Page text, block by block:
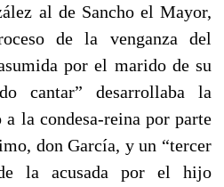
al de Sancho el Mayor,
de la venganza del
por el marido de su
cantar” desarrollaba la
la condesa-reina por parte
don García, y un “tercer
la acusada por el hijo